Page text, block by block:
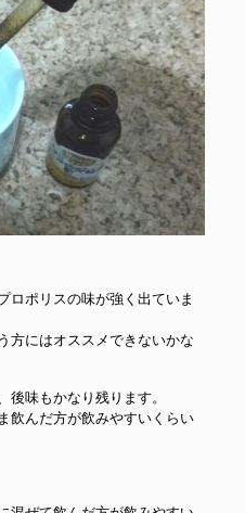
ロポリスの味が強く出ていま
方にはオススメできないかな
味もかなり残ります。
飲んだ方が飲みやすいくらい